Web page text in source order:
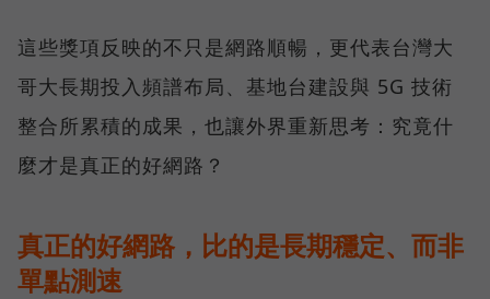
這些獎項反映的不只是網路順暢，更代表台灣大
哥大長期投入頻譜布局、基地台建設與 5G 技術
整合所累積的成果，也讓外界重新思考：究竟什
麼才是真正的好網路？
真正的好網路，比的是長期穩定、而非
單點測速